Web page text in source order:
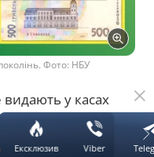
Фото: НБУ
видають у касах
не
і передають
Ексклюзив Viber